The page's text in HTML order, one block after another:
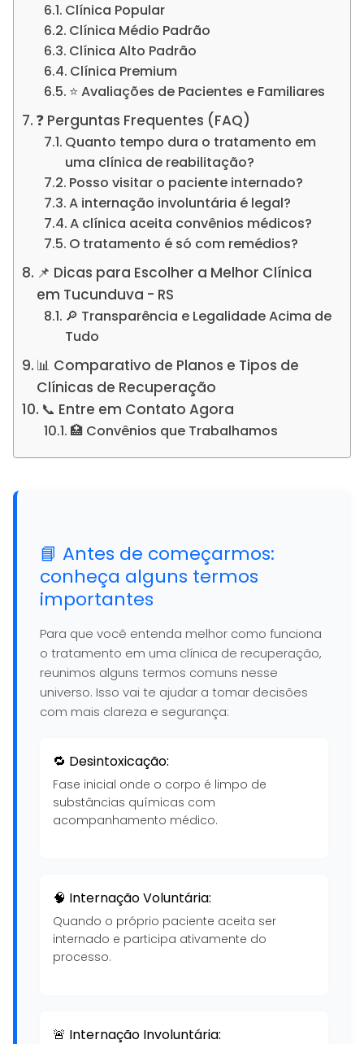
Clínica Popular
Clínica Médio Padrão
Clínica Alto Padrão
Clínica Premium
⭐ Avaliações de Pacientes e Familiares
❓ Perguntas Frequentes (FAQ)
Quanto tempo dura o tratamento em
uma clínica de reabilitação?
Posso visitar o paciente internado?
A internação involuntária é legal?
A clínica aceita convênios médicos?
O tratamento é só com remédios?
📌 Dicas para Escolher a Melhor Clínica
em Tucunduva - RS
🔎 Transparência e Legalidade Acima de
Tudo
📊 Comparativo de Planos e Tipos de
Clínicas de Recuperação
📞 Entre em Contato Agora
🏥 Convênios que Trabalhamos
📘 Antes de começarmos:
conheça alguns termos
importantes
Para que você entenda melhor como funciona
o tratamento em uma clínica de recuperação,
reunimos alguns termos comuns nesse
universo. Isso vai te ajudar a tomar decisões
com mais clareza e segurança:
🔁 Desintoxicação:
Fase inicial onde o corpo é limpo de
substâncias químicas com
acompanhamento médico.
🧠 Internação Voluntária:
Quando o próprio paciente aceita ser
internado e participa ativamente do
processo.
🚨 Internação Involuntária: